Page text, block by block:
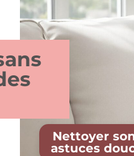
Nettoyer
astuces